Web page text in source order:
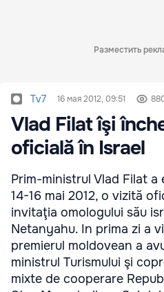
Разместить
Tv7 16 мая 2012, 09:51
Vlad Filat îşi
oficială în Israel
Prim-ministrul Vlad Filat
14-16 mai 2012, o vizită
invitaţia omologului său
Netanyahu. In prima zi a
premierul moldovean a
ministrul Turismului şi
mixte de cooperare